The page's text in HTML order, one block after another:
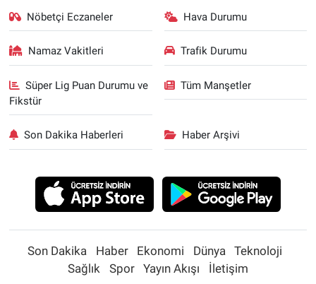
Nöbetçi Eczaneler Hava Durumu
Namaz Vakitleri Trafik Durumu
Süper Lig Puan Durumu ve
Fikstür
Tüm Manşetler
Son Dakika Haberleri Haber Arşivi
Son Dakika Haber Ekonomi Dünya
Teknoloji
Sağlık
Spor Yayın Akışı İletişim